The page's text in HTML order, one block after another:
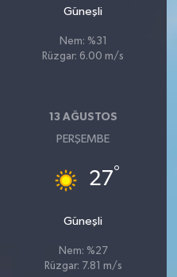
Güneşli
Nem: %31
Rüzgar: 6.00 m/s
13 AĞUSTOS
PERŞEMBE
27°
Güneşli
Nem: %27
Rüzgar: 7.81 m/s